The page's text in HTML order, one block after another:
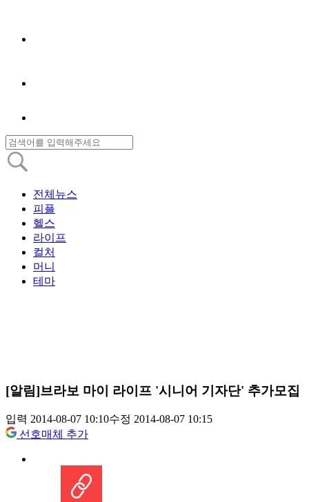
전체뉴스
피플
헬스
라이프
컬처
머니
테마
[알림]브라보 마이 라이프 '시니어 기자단' 추가모집
입력 2014-08-07 10:10수정 2014-08-07 10:15
선호매체 추가